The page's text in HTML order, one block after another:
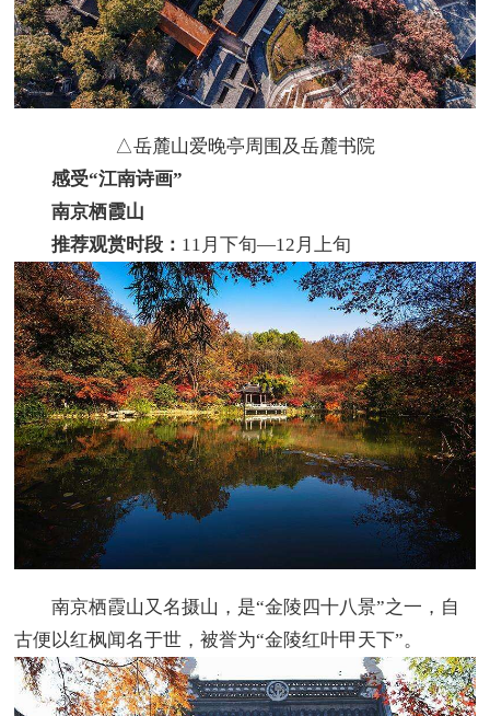
△岳麓山爱晚亭周围及岳麓书院
感受“江南诗画”
南京栖霞山
推荐观赏时段： 11月下旬—12月上旬
南京栖霞山又名摄山，是“金陵四十八景”之一，自
古便以红枫闻名于世，被誉为“金陵红叶甲天下”。